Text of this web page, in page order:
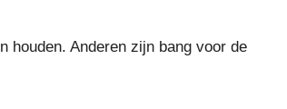
houden. Anderen zijn bang voor de